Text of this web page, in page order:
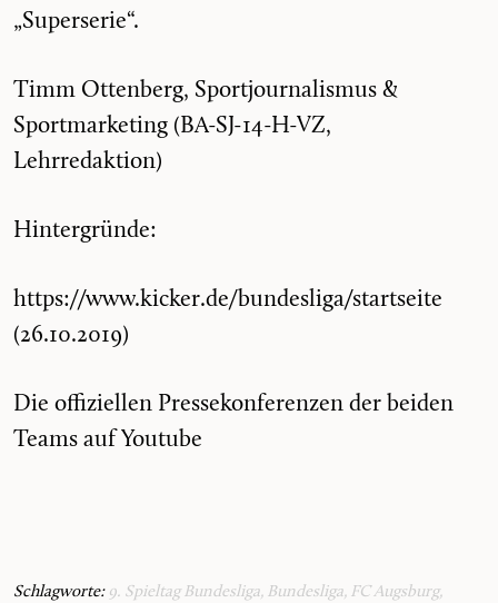
„Superserie“.
Timm Ottenberg, Sportjournalismus &
Sportmarketing (BA-SJ-14-H-VZ,
Lehrredaktion)
Hintergründe:
https://www.kicker.de/bundesliga/startseite
(26.10.2019)
Die offiziellen Pressekonferenzen der beiden
Teams auf Youtube
Schlagworte: 9. Spieltag Bundesliga, Bundesliga, FC Augsburg,